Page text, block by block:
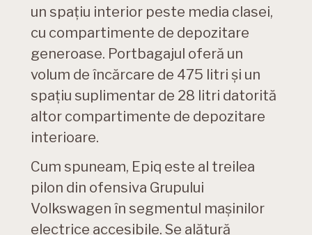
un spațiu interior peste media clasei,
cu compartimente de depozitare
generoase. Portbagajul oferă un
volum de încărcare de 475 litri și un
spațiu suplimentar de 28 litri datorită
altor compartimente de depozitare
interioare.
Cum spuneam, Epiq este al treilea
pilon din ofensiva Grupului
Volkswagen în segmentul mașinilor
electrice accesibile. Se alătură